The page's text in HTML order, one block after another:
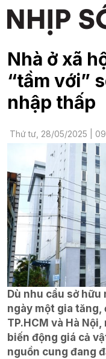
Nhà ở xã
“tầm với”
nhập thấp
Thứ tư, 28/05/2025 |
Dù nhu cầu sở
ngày một gia
TP.HCM và Hà
biến động giá cả
nguồn cung đang